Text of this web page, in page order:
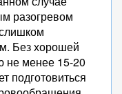
разогревом
Без хорошей
не менее 15-20
подготовиться